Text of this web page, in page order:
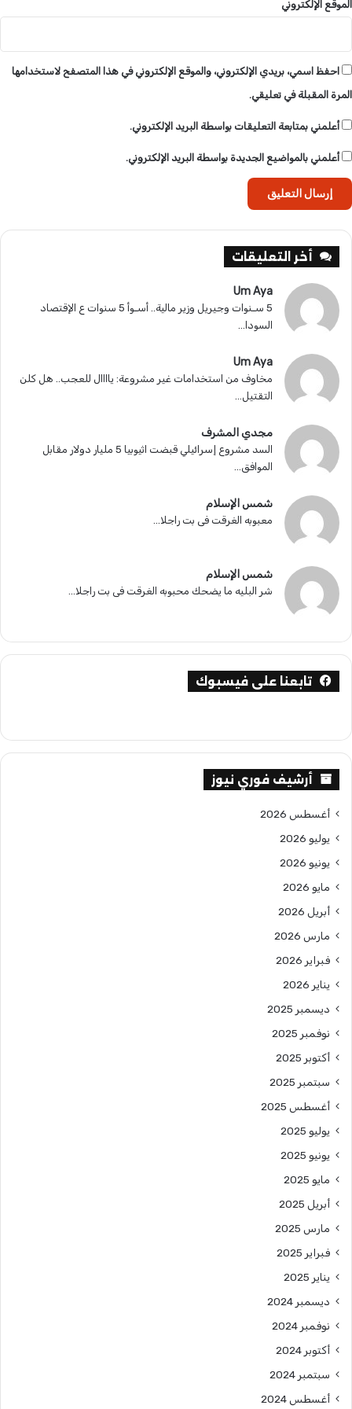
الموقع الإلكتروني
احفظ اسمي، بريدي الإلكتروني، والموقع الإلكتروني في هذا المتصفح لاستخدامها
المرة المقبلة في تعليقي.
أعلمني بمتابعة التعليقات بواسطة البريد الإلكتروني.
أعلمني بالمواضيع الجديدة بواسطة البريد الإلكتروني.
أخر التعليقات
Um Aya
5 سـنوات وجيريل وزير مالية.. أسـوأ 5 سنوات ع الإقتصاد
السودا...
Um Aya
مخاوف من استخدامات غير مشروعة: ياااال للعجب.. هل كلن
التقتيل...
مجدي المشرف
السد مشروع إسرائيلي قبضت اثيوبيا 5 مليار دولار مقابل
الموافق...
شمس الإسلام
معبوبه الغرقت فى بت راجلا...
شمس الإسلام
شر البليه ما يضحك محبوبه الغرقت فى بت راجلا...
تابعنا على فيسبوك
أرشيف فوري نيوز
أغسطس 2026
يوليو 2026
يونيو 2026
مايو 2026
أبريل 2026
مارس 2026
فبراير 2026
يناير 2026
ديسمبر 2025
نوفمبر 2025
أكتوبر 2025
سبتمبر 2025
أغسطس 2025
يوليو 2025
يونيو 2025
مايو 2025
أبريل 2025
مارس 2025
فبراير 2025
يناير 2025
ديسمبر 2024
نوفمبر 2024
أكتوبر 2024
سبتمبر 2024
أغسطس 2024